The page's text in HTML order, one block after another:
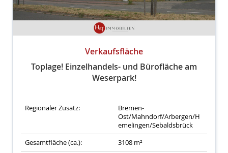
Verkaufsfläche
Toplage! Einzelhandels- und Bürofläche am
Weserpark!
Regionaler Zusatz:
Bremen-
Ost/Mahndorf/Arbergen/H
emelingen/Sebaldsbrück
Gesamtfläche (ca.):
3108 m²